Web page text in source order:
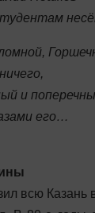
и
его…
всю Казань